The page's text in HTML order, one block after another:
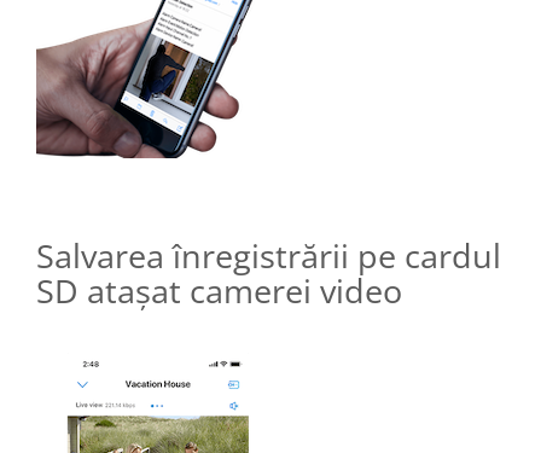
Salvarea înregistrării pe cardul
SD atașat camerei video